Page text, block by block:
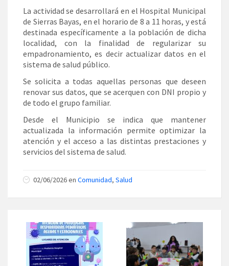
La actividad se desarrollará en el Hospital Municipal
de Sierras Bayas, en el horario de 8 a 11 horas, y está
destinada específicamente a la población de dicha
localidad, con la finalidad de regularizar su
empadronamiento, es decir actualizar datos en el
sistema de salud público.
Se solicita a todas aquellas personas que deseen
renovar sus datos, que se acerquen con DNI propio y
de todo el grupo familiar.
Desde el Municipio se indica que mantener
actualizada la información permite optimizar la
atención y el acceso a las distintas prestaciones y
servicios del sistema de salud.
02/06/2026 en Comunidad, Salud